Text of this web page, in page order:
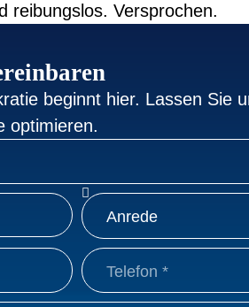
reibungslos. Versprochen.
beginnt hier. Lassen Sie
optimieren.